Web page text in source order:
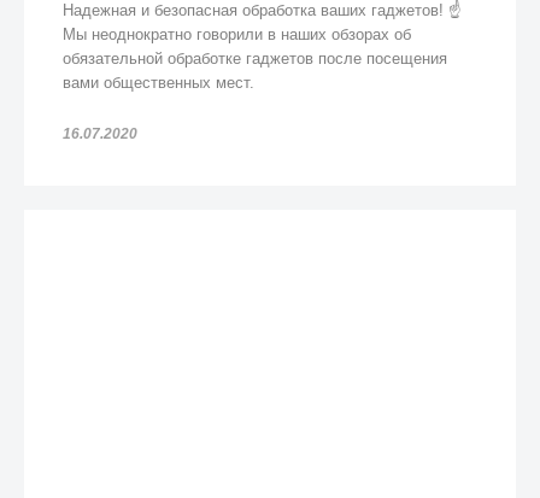
Надежная и безопасная обработка ваших гаджетов! ☝️
Мы неоднократно говорили в наших обзорах об
обязательной обработке гаджетов после посещения
вами общественных мест.
16.07.2020